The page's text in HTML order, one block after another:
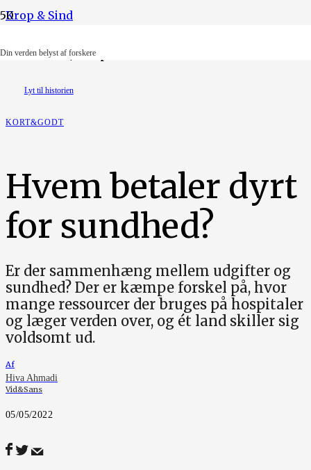
Din verden belyst af forskere
Krop & Sind
Foto: Ritzau/Scanpix. Illustration: Lotus Pedersen
Lyt til historien
KORT&GODT
Hvem betaler dyrt
for sundhed?
Er der sammenhæng mellem udgifter og
sundhed? Der er kæmpe forskel på, hvor
mange ressourcer der bruges på hospitaler
og læger verden over, og ét land skiller sig
voldsomt ud.
Af
Hiva Ahmadi
Vid&Sans
05/05/2022